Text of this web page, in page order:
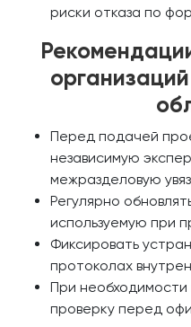
риски отказа по
Перед подачей
независимую
межразделовую
Регулярно
используемую при
Фиксировать
протоколах
При
проверку перед